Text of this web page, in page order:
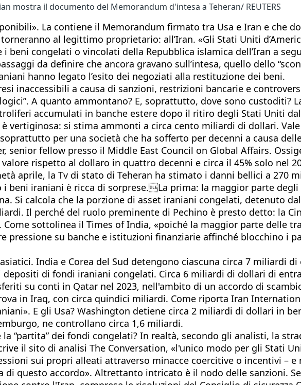
mostra il documento del Memorandum d'intesa a Teheran/ REUTERS
La contiene il Memorandum firmato tra Usa e Iran e che
al legittimo proprietario: all’Iran. «Gli Stati Uniti
beni congelati o vincolati della Repubblica islamica dell’Iran a
da definire che ancora gravano sull’intesa, quello dello
hanno legato l’esito dei negoziati alla restituzione dei beni.
inaccessibili a causa di sanzioni, restrizioni bancarie e
A quanto ammontano? E, soprattutto, dove sono custoditi?
accumulati in banche estere dopo il ritiro degli Stati Uniti
vertiginosa: si stima ammonti a circa cento miliardi di dollari.
per una società che ha sofferto per decenni a causa
senior fellow presso il Middle East Council on Global Affairs.
rispetto al dollaro in quattro decenni e circa il 45% solo nel
aprile, la Tv di stato di Teheran ha stimato i danni bellici a 270
i beni iraniani è ricca di sorprese.La prima: la maggior parte
Si calcola che la porzione di asset iraniani congelati, detenuto
Il perché del ruolo preminente di Pechino è presto detto: la
sottolinea il Times of India, «poiché la maggior parte delle
pressione su banche e istituzioni finanziarie affinché blocchino i
India e Corea del Sud detengono ciascuna circa 7 miliardi
depositi di fondi iraniani congelati. Circa 6 miliardi di dollari di
su conti in Qatar nel 2023, nell'ambito di un accordo di
in Iraq, con circa quindici miliardi. Come riporta Iran
E gli Usa? Washington detiene circa 2 miliardi di dollari in
ne controllano circa 1,6 miliardi.
“partita” dei fondi congelati? In realtà, secondo gli analisti, la
il sito di analisi The Conversation, «l'unico modo per gli Stati
sui propri alleati attraverso minacce coercitive o incentivi – e
questo accordo». Altrettanto intricato è il nodo delle sanzioni.